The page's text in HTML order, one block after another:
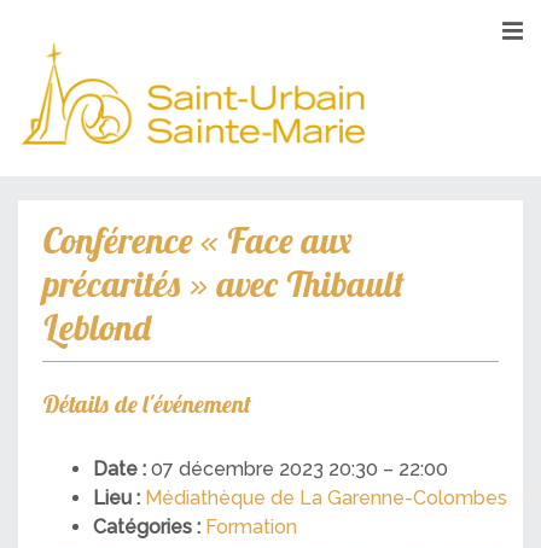
Conférence « Face aux
précarités » avec Thibault
Leblond
Détails de l'événement
Date : 07 décembre 2023 20:30 – 22:00
Lieu : Médiathèque de La Garenne-Colombes
Catégories : Formation